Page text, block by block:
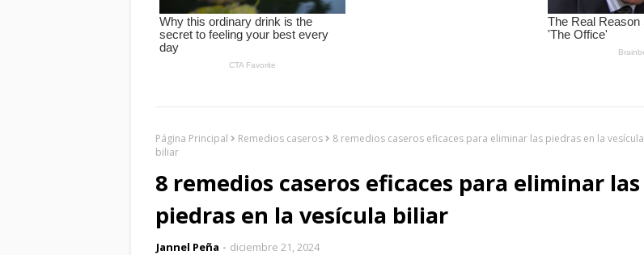
Página Principal Remedios caseros
8 remedios caseros eficaces para eliminar las piedras en la vesícula
biliar
8 remedios caseros eficaces para eliminar las
piedras en la vesícula biliar
Jannel Peña diciembre 21, 2024